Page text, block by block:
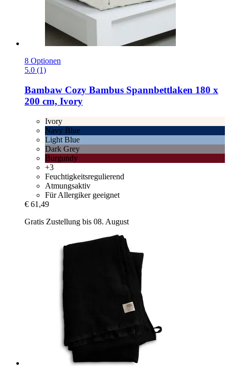
8 Optionen
5.0 (1)
Bambaw Cozy Bambus Spannbettlaken 180 x
200 cm, Ivory
Ivory
Navy Blue
Light Blue
Dark Grey
Burgundy
+3
Feuchtigkeitsregulierend
Atmungsaktiv
Für Allergiker geeignet
€ 61,49
Gratis Zustellung bis 08. August